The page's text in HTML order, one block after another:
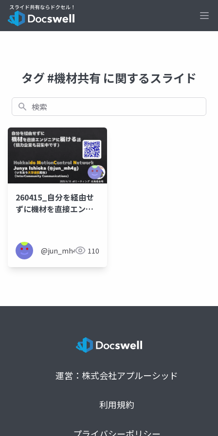
タグ #機材共有 に関するスライド
検索
260415_自分を経由せ
ずに機材を直接エンジ
@jun_mh4g 110
運営：株式会社アプルーシッド
利用規約
プライバシーポリシー